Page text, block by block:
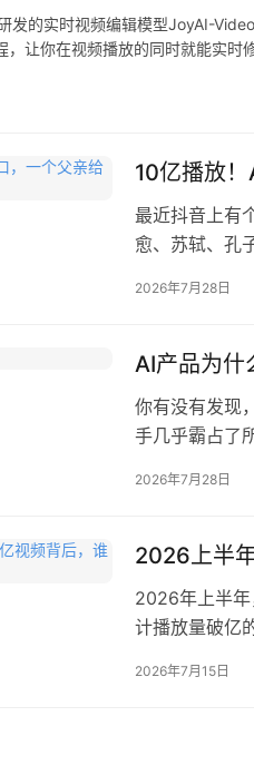
的实时视频编辑模型JoyAI-
让你在视频播放的同时就能实
10亿播放
最近抖音上有
愈、苏轼、孔
2026年7月28日
AI产品为什
你有没有发现
手几乎霸占了
2026年7月28日
2026上半
2026年上半
计播放量破亿
2026年7月15日